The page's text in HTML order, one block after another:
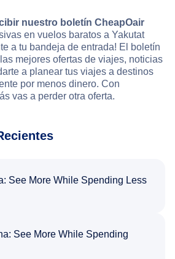
nuestro boletín CheapOair
en vuelos baratos a Yakutat
a tu bandeja de entrada! El boletín
mejores ofertas de viajes, noticias
a planear tus viajes a destinos
por menos dinero. Con
vas a perder otra oferta.
See More While Spending Less
See More While Spending